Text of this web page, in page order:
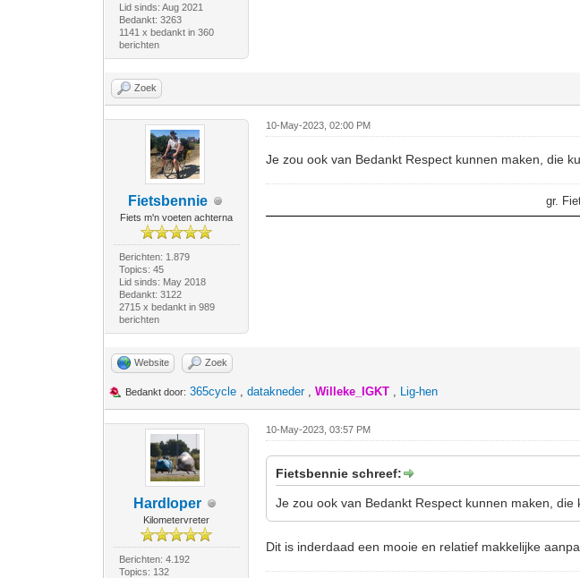
Lid sinds: Aug 2021
Bedankt: 3263
1141 x bedankt in 360
berichten
Zoek
Fietsbennie
Fiets m'n voeten achterna
Berichten: 1.879
Topics: 45
Lid sinds: May 2018
Bedankt: 3122
2715 x bedankt in 989
berichten
10-May-2023, 02:00 PM
Je zou ook van Bedankt Respect kunnen maken, die
gr.
Website Zoek
Bedankt door: 365cycle ,datakneder,Willeke_IGKT , Lig-hen
Hardloper
Kilometervreter
Berichten: 4.192
Topics: 132
10-May-2023, 03:57 PM
Fietsbennie schreef:
Je zou ook van Bedankt Respect kunnen maken, die
Dit is inderdaad een mooie en relatief makkelijke